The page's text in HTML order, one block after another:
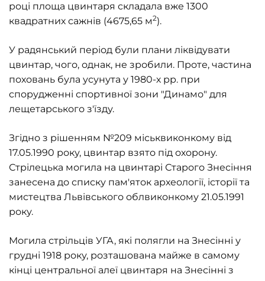
році площа цвинтаря складала вже 1300
квадратних сажнів (4675,65 м2).
У радянський період були плани ліквідувати
цвинтар, чого, однак, не зробили. Проте, частина
поховань була усунута у 1980-х рр. при
спорудженні спортивної зони "Динамо" для
лещетарського з'їзду.
Згідно з рішенням №209 міськвиконкому від
17.05.1990 року, цвинтар взято під охорону.
Стрілецька могила на цвинтарі Старого Знесіння
занесена до списку пам'яток археології, історії та
мистецтва Львівського облвиконкому 21.05.1991
року.
Могила стрільців УГА, які полягли на Знесінні у
грудні 1918 року, розташована майже в самому
кінці центральної алеї цвинтаря на Знесінні з